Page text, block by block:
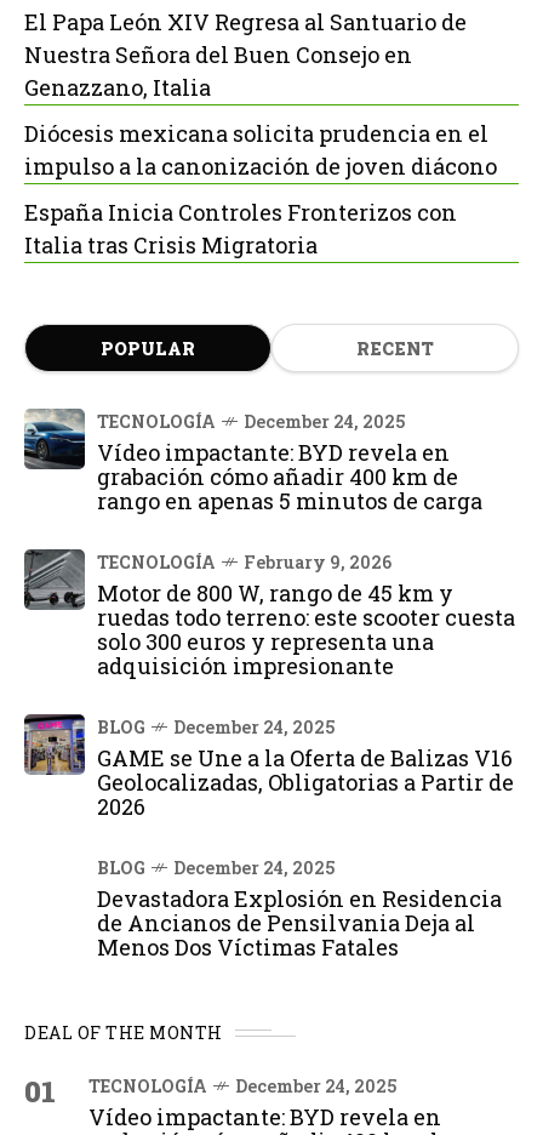
El Papa León XIV Regresa al Santuario de
Nuestra Señora del Buen Consejo en
Genazzano, Italia
Diócesis mexicana solicita prudencia en el
impulso a la canonización de joven diácono
España Inicia Controles Fronterizos con
Italia tras Crisis Migratoria
POPULAR RECENT
TECNOLOGÍA December 24, 2025
Vídeo impactante: BYD revela en
grabación cómo añadir 400 km de
rango en apenas 5 minutos de carga
TECNOLOGÍA February 9, 2026
Motor de 800 W, rango de 45 km y
ruedas todo terreno: este scooter cuesta
solo 300 euros y representa una
adquisición impresionante
BLOG December 24, 2025
GAME se Une a la Oferta de Balizas V16
Geolocalizadas, Obligatorias a Partir de
2026
BLOG December 24, 2025
Devastadora Explosión en Residencia
de Ancianos de Pensilvania Deja al
Menos Dos Víctimas Fatales
DEAL OF THE MONTH
01 TECNOLOGÍA December 24, 2025
Vídeo impactante: BYD revela en